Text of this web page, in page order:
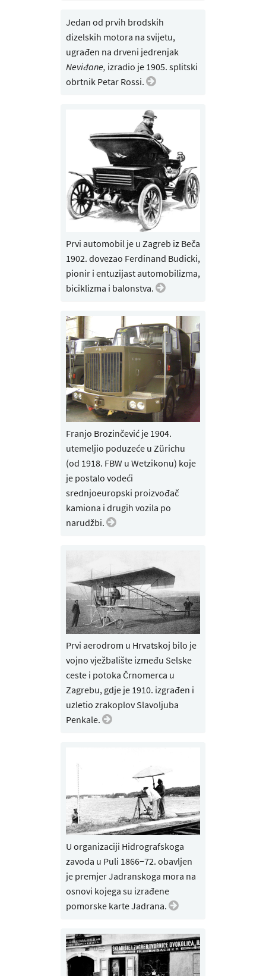
Jedan od prvih brodskih
dizelskih motora na svijetu,
ugrađen na drveni jedrenjak
Neviđane, izradio je 1905. splitski
obrtnik Petar Rossi.
Prvi automobil je u Zagreb iz Beča
1902. dovezao Ferdinand Budicki,
pionir i entuzijast automobilizma,
biciklizma i balonstva.
Franjo Brozinčević je 1904.
utemeljio poduzeće u Zürichu
(od 1918. FBW u Wetzikonu) koje
je postalo vodeći
srednjoeuropski proizvođač
kamiona i drugih vozila po
narudžbi.
Prvi aerodrom u Hrvatskoj bilo je
vojno vježbalište između Selske
ceste i potoka Črnomerca u
Zagrebu, gdje je 1910. izgrađen i
uzletio zrakoplov Slavoljuba
Penkale.
U organizaciji Hidrografskoga
zavoda u Puli 1866−72. obavljen
je premjer Jadranskoga mora na
osnovi kojega su izrađene
pomorske karte Jadrana.